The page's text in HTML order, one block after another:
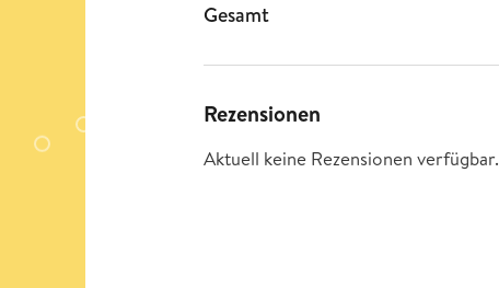
Gesamt
Rezensionen
Aktuell keine Rezensionen verfügbar.